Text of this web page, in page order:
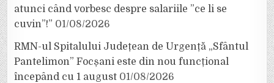
atunci când vorbesc despre salariile ”ce li se
cuvin”!” 01/08/2026
RMN-ul Spitalului Județean de Urgență „Sfântul
Pantelimon” Focșani este din nou funcțional
începând cu 1 august 01/08/2026